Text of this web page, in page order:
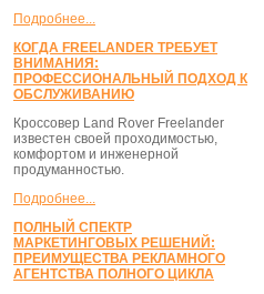
Подробнее...
КОГДА FREELANDER ТРЕБУЕТ
ВНИМАНИЯ:
ПРОФЕССИОНАЛЬНЫЙ ПОДХОД К
ОБСЛУЖИВАНИЮ
Кроссовер Land Rover Freelander
известен своей проходимостью,
комфортом и инженерной
продуманностью.
Подробнее...
ПОЛНЫЙ СПЕКТР
МАРКЕТИНГОВЫХ РЕШЕНИЙ:
ПРЕИМУЩЕСТВА РЕКЛАМНОГО
АГЕНТСТВА ПОЛНОГО ЦИКЛА